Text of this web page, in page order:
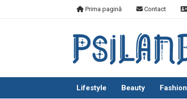
Prima pagină Contact
Lifestyle Beauty Fashion